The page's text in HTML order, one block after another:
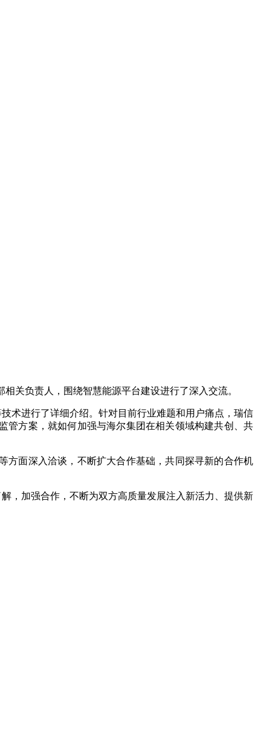
关负责人，围绕智慧能源平台建设进行了深入交流。
术进行了详细介绍。针对目前行业难题和用户痛点，瑞信
管方案，就如何加强与海尔集团在相关领域构建共创、共
方面深入洽谈，不断扩大合作基础，共同探寻新的合作机
，加强合作，不断为双方高质量发展注入新活力、提供新